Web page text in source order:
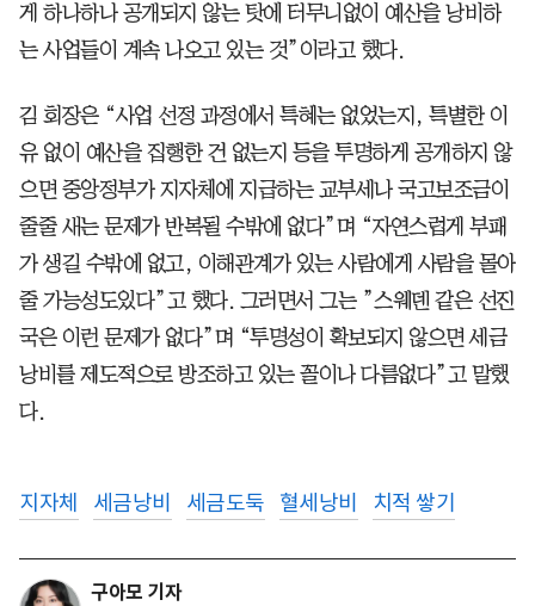
게 하나하나 공개되지 않는 탓에 터무니없이 예산을 낭비하
는 사업들이 계속 나오고 있는 것”이라고 했다.
김 회장은 “사업 선정 과정에서 특혜는 없었는지, 특별한 이
유 없이 예산을 집행한 건 없는지 등을 투명하게 공개하지 않
으면 중앙정부가 지자체에 지급하는 교부세나 국고보조금이
줄줄 새는 문제가 반복될 수밖에 없다”며 “자연스럽게 부패
가 생길 수밖에 없고, 이해관계가 있는 사람에게 사람을 몰아
줄 가능성도있다”고 했다. 그러면서 그는 ”스웨덴 같은 선진
국은 이런 문제가 없다”며 “투명성이 확보되지 않으면 세금
낭비를 제도적으로 방조하고 있는 꼴이나 다름없다”고 말했
다.
지자체 세금낭비 세금도둑 혈세낭비 치적 쌓기
구아모 기자